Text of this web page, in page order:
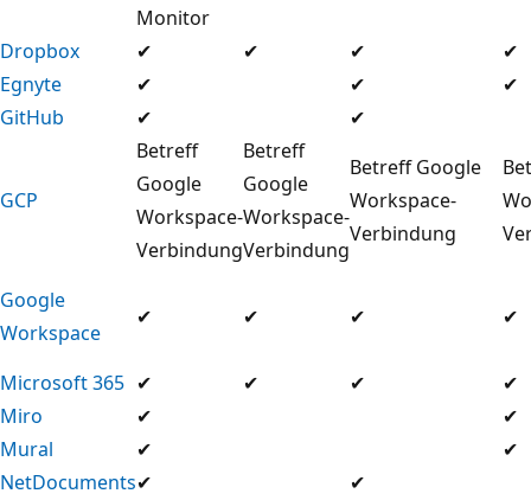
Monitor
Dropbox ✔ ✔ ✔
✔
Egnyte
✔ ✔
✔
GitHub
✔ ✔
GCP
Betreff
Google
Workspace-
Verbindung
Betreff
Google
Workspace-
Verbindung
Betreff Google
Workspace-
Verbindung
Google
Workspace
✔ ✔ ✔ ✔
Microsoft 365 ✔ ✔ ✔
✔
Miro
✔
✔
Mural
✔
✔
NetDocuments✔
✔